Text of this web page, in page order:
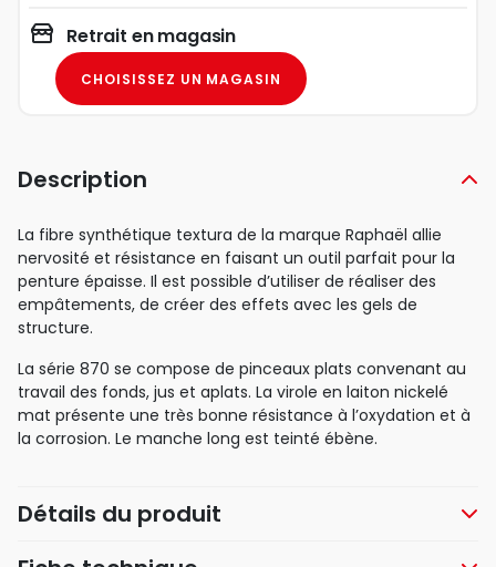
Retrait en magasin
CHOISISSEZ UN MAGASIN
Description
La fibre synthétique textura de la marque Raphaël allie
nervosité et résistance en faisant un outil parfait pour la
penture épaisse. Il est possible d’utiliser de réaliser des
empâtements, de créer des effets avec les gels de
structure.
La série 870 se compose de pinceaux plats convenant au
travail des fonds, jus et aplats. La virole en laiton nickelé
mat présente une très bonne résistance à l’oxydation et à
la corrosion. Le manche long est teinté ébène.
Détails du produit